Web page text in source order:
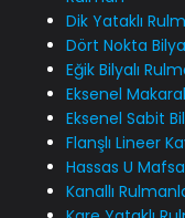
Dik Yataklı
Dört Nokta
Eğik Bilyalı
Eksenel
Eksenel Sabit
Flanşlı Lineer
Hassas U
Kanallı